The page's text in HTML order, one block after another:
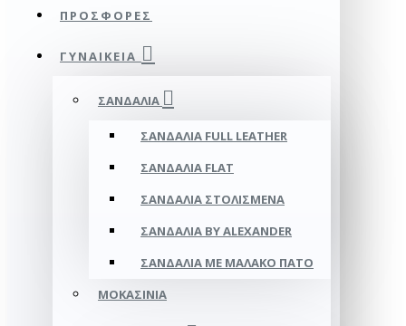
ΠΡΟΣΦΟΡΕΣ
ΓΥΝΑΙΚΕΊΑ
ΣΑΝΔΆΛΙΑ
ΣΑΝΔΆΛΙΑ FULL LEATHER
ΣΑΝΔΆΛΙΑ FLAT
ΣΑΝΔΆΛΙΑ ΣΤΟΛΙΣΜΈΝΑ
ΣΑΝΔΆΛΙΑ BY ALEXANDER
ΣΑΝΔΆΛΙΑ ΜΕ ΜΑΛΑΚΌ ΠΆΤΟ
ΜΟΚΑΣΊΝΙΑ